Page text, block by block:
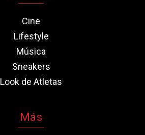
Cine
Lifestyle
Música
Sneakers
Look de Atletas
Más